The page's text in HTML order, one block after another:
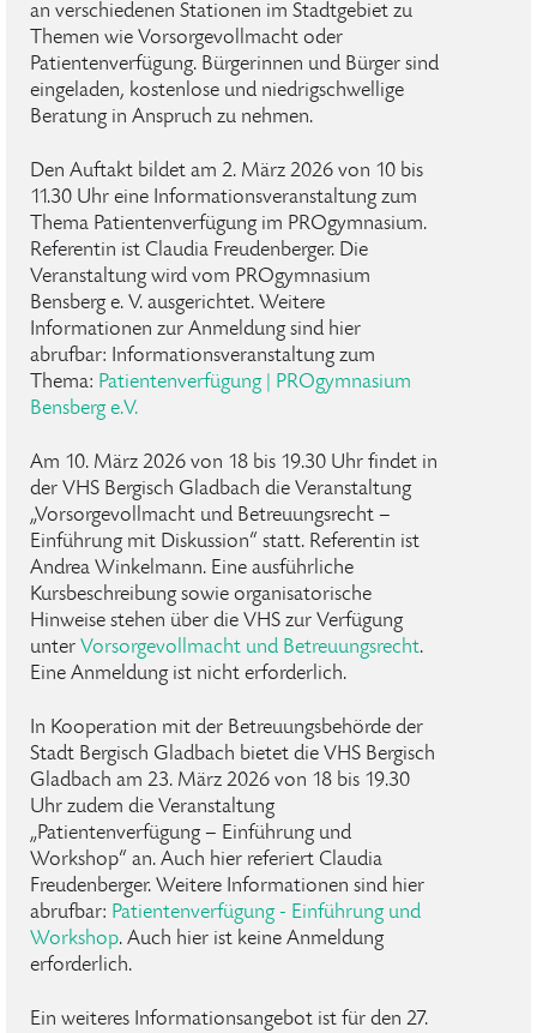
an verschiedenen Stationen im Stadtgebiet zu
Themen wie Vorsorgevollmacht oder
Patientenverfügung. Bürgerinnen und Bürger sind
eingeladen, kostenlose und niedrigschwellige
Beratung in Anspruch zu nehmen.
Den Auftakt bildet am 2. März 2026 von 10 bis
11.30 Uhr eine Informationsveranstaltung zum
Thema Patientenverfügung im PROgymnasium.
Referentin ist Claudia Freudenberger. Die
Veranstaltung wird vom PROgymnasium
Bensberg e. V. ausgerichtet. Weitere
Informationen zur Anmeldung sind hier
abrufbar: Informationsveranstaltung zum
Thema: Patientenverfügung | PROgymnasium
Bensberg e.V.
Am 10. März 2026 von 18 bis 19.30 Uhr findet in
der VHS Bergisch Gladbach die Veranstaltung
„Vorsorgevollmacht und Betreuungsrecht –
Einführung mit Diskussion“ statt. Referentin ist
Andrea Winkelmann. Eine ausführliche
Kursbeschreibung sowie organisatorische
Hinweise stehen über die VHS zur Verfügung
unter Vorsorgevollmacht und Betreuungsrecht.
Eine Anmeldung ist nicht erforderlich.
In Kooperation mit der Betreuungsbehörde der
Stadt Bergisch Gladbach bietet die VHS Bergisch
Gladbach am 23. März 2026 von 18 bis 19.30
Uhr zudem die Veranstaltung
„Patientenverfügung – Einführung und
Workshop“ an. Auch hier referiert Claudia
Freudenberger. Weitere Informationen sind hier
abrufbar: Patientenverfügung - Einführung und
Workshop. Auch hier ist keine Anmeldung
erforderlich.
Ein weiteres Informationsangebot ist für den 27.